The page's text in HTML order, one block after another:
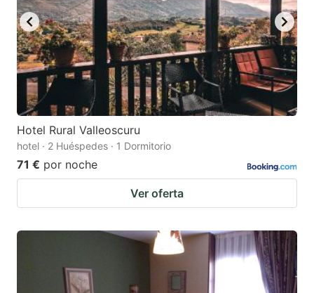
Hotel Rural Valleoscuru
hotel · 2 Huéspedes · 1 Dormitorio
71 € por noche
Ver oferta